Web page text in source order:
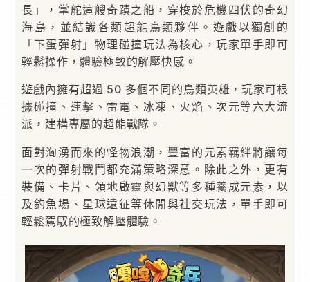
長」，掌舵這艘奇蹟之船，穿梭於危機四伏的奇幻
海島，並結識各類超能鳥類夥伴。遊戲以獨創的
「下蛋彈射」物理碰撞玩法為核心，玩家單手即可
輕鬆操作，體驗極致的解壓快感。
遊戲內擁有超過 50 多個不同的鳥類英雄，玩家可根
據碰撞、連擊、雷電、冰凍、火焰、次元等六大流
派，建構專屬的超能戰隊。
面對洶湧而來的怪物浪潮，豐富的元素羈絆將讓每
一次的彈射戰鬥都充滿策略深意。除此之外，更有
裝備、卡片、領地啟靈與幻獸等多種養成元素，以
及釣魚場、星球遠征等休閒與社交玩法，單手即可
輕鬆駕馭的極致解壓體驗。